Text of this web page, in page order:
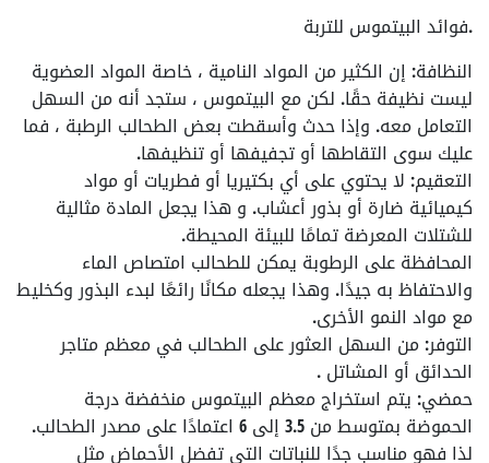
.فوائد البيتموس للتربة
النظافة: إن الكثير من المواد النامية ، خاصة المواد العضوية
ليست نظيفة حقًا. لكن مع البيتموس ، ستجد أنه من السهل
التعامل معه. وإذا حدث وأسقطت بعض الطحالب الرطبة ، فما
عليك سوى التقاطها أو تجفيفها أو تنظيفها.
التعقيم: لا يحتوي على أي بكتيريا أو فطريات أو مواد
كيميائية ضارة أو بذور أعشاب. و هذا يجعل المادة مثالية
للشتلات المعرضة تمامًا للبيئة المحيطة.
المحافظة على الرطوبة يمكن للطحالب امتصاص الماء
والاحتفاظ به جيدًا. وهذا يجعله مكانًا رائعًا لبدء البذور وكخليط
مع مواد النمو الأخرى.
التوفر: من السهل العثور على الطحالب في معظم متاجر
الحدائق أو المشاتل .
حمضي: يتم استخراج معظم البيتموس منخفضة درجة
الحموضة بمتوسط من 3.5 إلى 6 اعتمادًا على مصدر الطحالب.
لذا فهو مناسب جدًا للنباتات التي تفضل الأحماض مثل